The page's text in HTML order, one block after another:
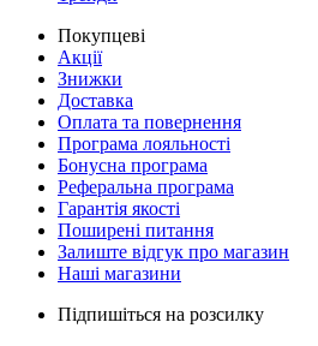
Покупцеві
Акції
Знижки
Доставка
Оплата та повернення
Програма лояльності
Бонусна програма
Реферальна програма
Гарантія якості
Поширені питання
Залиште відгук про магазин
Наші магазини
Підпишіться на розсилку